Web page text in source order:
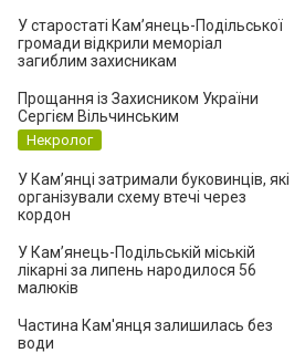
У старостаті Кам’янець-Подільської
громади відкрили меморіал
загиблим захисникам
Прощання із Захисником України
Сергієм Вільчинським
Некролог
У Кам’янці затримали буковинців, які
організували схему втечі через
кордон
У Кам’янець-Подільській міській
лікарні за липень народилося 56
малюків
Частина Кам'янця залишилась без
води